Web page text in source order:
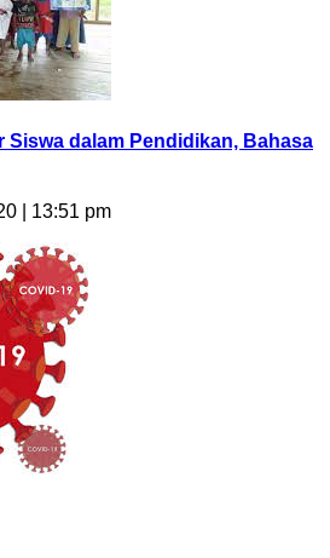
Siswa dalam Pendidikan, Bahasa
| 13:51 pm